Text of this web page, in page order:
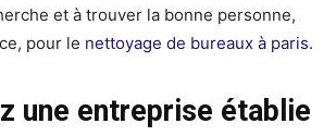
et à trouver la bonne personne,
pour le nettoyage de bureaux à paris.
une entreprise établie